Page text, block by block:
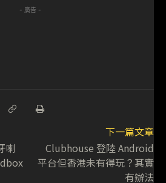
- 廣告 -
喇
下一篇文章
Clubhouse 登陸 Android
平台但香港未有得玩？其實
有辦法